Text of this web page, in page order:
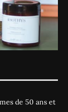
de 50 ans et